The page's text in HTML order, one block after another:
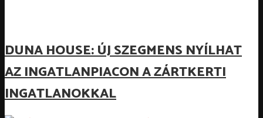
DUNA HOUSE: ÚJ SZEGMENS NYÍLHAT
AZ INGATLANPIACON A ZÁRTKERTI
INGATLANOKKAL